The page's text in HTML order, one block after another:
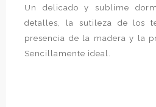
Un delicado y sublime
detalles, la sutileza de los
presencia de la madera y la
Sencillamente ideal.